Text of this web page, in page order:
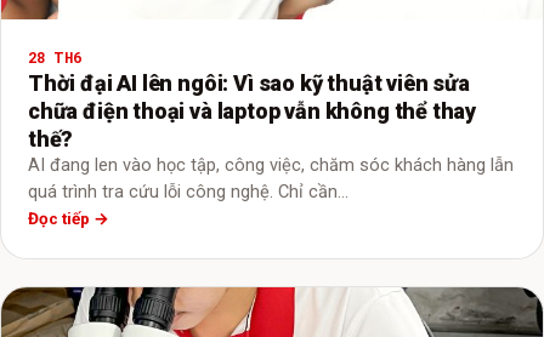
28 TH6
Thời đại AI lên ngôi: Vì sao kỹ thuật viên sửa
chữa điện thoại và laptop vẫn không thể thay
thế?
AI đang len vào học tập, công việc, chăm sóc khách hàng lẫn
quá trình tra cứu lỗi công nghệ. Chỉ cần…
Đọc tiếp →